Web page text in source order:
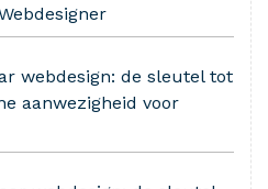
webdesign: de sleutel tot
aanwezigheid voor